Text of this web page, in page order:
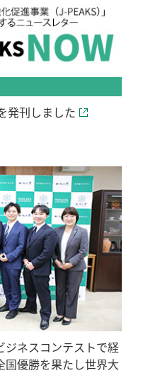
発刊しました
ジネスコンテストで経
優勝を果たし世界大